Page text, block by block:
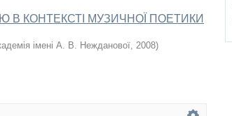
КОНТЕКСТІ МУЗИЧНОЇ ПОЕТИКИ
імені А. В. Нежданової, 2008)